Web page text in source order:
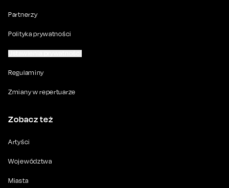
Partnerzy
Polityka prywatności
Regulaminy
Zmiany w repertuarze
Zobacz też
Artyści
Województwa
Miasta